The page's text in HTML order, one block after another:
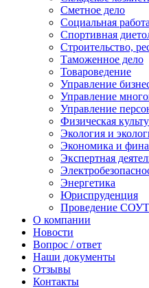
Сметное дело
Социальная работа
Спортивная
Строительство,
Таможенное дело
Товароведение
Управление
Управление
Управление
Физическая
Экология и
Экономика и
Экспертная
Энергетика
Юриспруденция
Проведение СОУТ
О компании
Новости
Вопрос / ответ
Наши документы
Отзывы
Контакты